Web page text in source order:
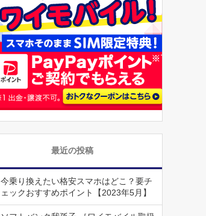
最近の投稿
今乗り換えたい格安スマホはどこ？要チ
ェックおすすめポイント【2023年5月】